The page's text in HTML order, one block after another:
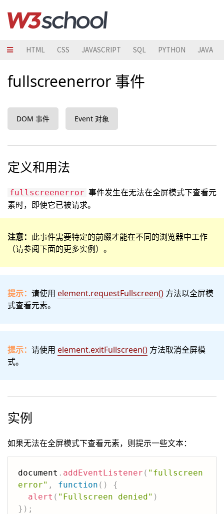
HTML CSS JAVASCRIPT SQL PYTHON JAVA
fullscreenerror 事件
DOM 事件 Event 对象
定义和用法
fullscreenerror 事件发生在无法在全屏模式下查看元
素时，即使它已被请求。
注意： 此事件需要特定的前缀才能在不同的浏览器中工作
（请参阅下面的更多实例）。
提示： 请使用 element.requestFullscreen() 方法以全屏模
式查看元素。
提示： 请使用 element.exitFullscreen() 方法取消全屏模
式。
实例
如果无法在全屏模式下查看元素，则提示一些文本：
document . addEventListener ( "fullscreen
error" , function ( )
{
alert ( "Fullscreen denied" )
} ) ;